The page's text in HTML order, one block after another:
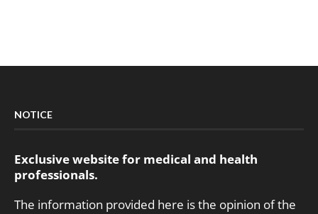
NOTICE
Exclusive website for medical and health
professionals.
The information provided here is the opinion of the